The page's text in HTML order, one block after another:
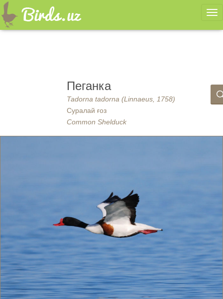
Пеганка
Tadorna tadorna (Linnaeus, 1758)
Суралай ғоз
Common Shelduck